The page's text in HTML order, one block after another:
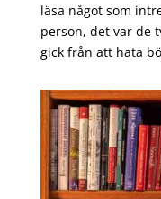
läsa något som
person, det var de
gick från att hata